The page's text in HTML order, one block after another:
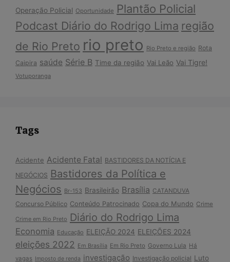
Operação Policial Oportunidade Plantão Policial
Podcast Diário do Rodrigo Lima região
de Rio Preto rio preto Rio Preto e região Rota
Caipira saúde Série B Time da região Vai Leão Vai Tigre!
Votuporanga
Tags
Acidente Acidente Fatal BASTIDORES DA NOTÍCIA E
NEGÓCIOS Bastidores da Política e
Negócios Br-153 Brasileirão Brasília CATANDUVA
Concurso Público Conteúdo Patrocinado Copa do Mundo Crime
Crime em Rio Preto Diário do Rodrigo Lima
Economia Educação ELEIÇÃO 2024 ELEIÇÕES 2024
eleições 2022 Em Brasília Em Rio Preto Governo Lula Há
vagas
Imposto de renda investigação Investigação policial Luto